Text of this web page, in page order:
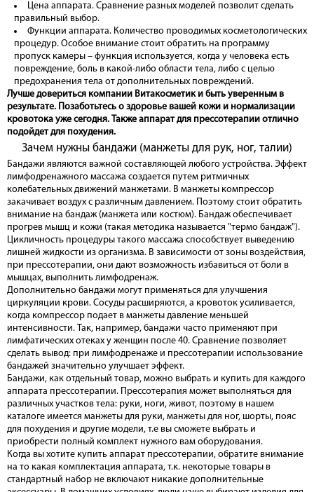
Цена аппарата. Сравнение разных моделей позволит сделать
правильный выбор.
Функции аппарата. Количество проводимых косметологических
процедур. Особое внимание стоит обратить на программу
пропуск камеры – функция используется, когда у человека есть
повреждение, боль в какой-либо области тела, либо с целью
предохранения тела от дополнительных повреждений.
Лучше довериться компании Витакосметик и быть уверенным в
результате. Позаботьтесь о здоровье вашей кожи и нормализации
кровотока уже сегодня. Также аппарат для прессотерапии отлично
подойдет для похудения.
Зачем нужны бандажи (манжеты для рук, ног, талии)
Бандажи являются важной составляющей любого устройства. Эффект
лимфодренажного массажа создается путем ритмичных
колебательных движений манжетами. В манжеты компрессор
закачивает воздух с различным давлением. Поэтому стоит обратить
внимание на бандаж (манжета или костюм). Бандаж обеспечивает
прогрев мышц и кожи (такая методика называется "термо бандаж").
Цикличность процедуры такого массажа способствует выведению
лишней жидкости из организма. В зависимости от зоны воздействия,
при прессотерапии, они дают возможность избавиться от боли в
мышцах, выполнить лимфодренаж.
Дополнительно бандажи могут применяться для улучшения
циркуляции крови. Сосуды расширяются, а кровоток усиливается,
когда компрессор подает в манжеты давление меньшей
интенсивности. Так, например, бандажи часто применяют при
лимфатических отеках у женщин после 40. Сравнение позволяет
сделать вывод: при лимфодренаже и прессотерапии использование
бандажей значительно улучшает эффект.
Бандажи, как отдельный товар, можно выбрать и купить для каждого
аппарата прессотерапии. Прессотерапия может выполняться для
различных участков тела: руки, ноги, живот, поэтому в нашем
каталоге имеется манжеты для руки, манжеты для ног, шорты, пояс
для похудения и другие модели, т.е вы сможете выбрать и
приобрести полный комплект нужного вам оборудования.
Когда вы хотите купить аппарат прессотерапии, обратите внимание
на то какая комплектация аппарата, т.к. некоторые товары в
стандартный набор не включают никакие дополнительные